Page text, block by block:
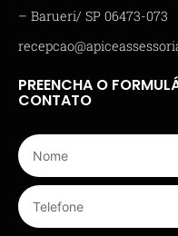
– Barueri/ SP 06473-073
PREENCHA O
CONTATO